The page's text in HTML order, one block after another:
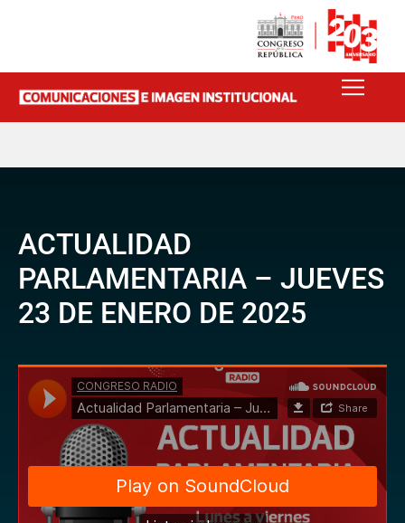
ACTUALIDAD
PARLAMENTARIA – JUEVES
23 DE ENERO DE 2025